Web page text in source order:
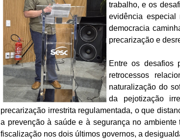
trabalho, e os
evidência
democracia
precarização e
Entre os desafios
retrocessos
naturalização do
da pejotização
precarização irrestrita regulamentada, o que
a prevenção à saúde e à segurança no
fiscalização nos dois últimos governos, a